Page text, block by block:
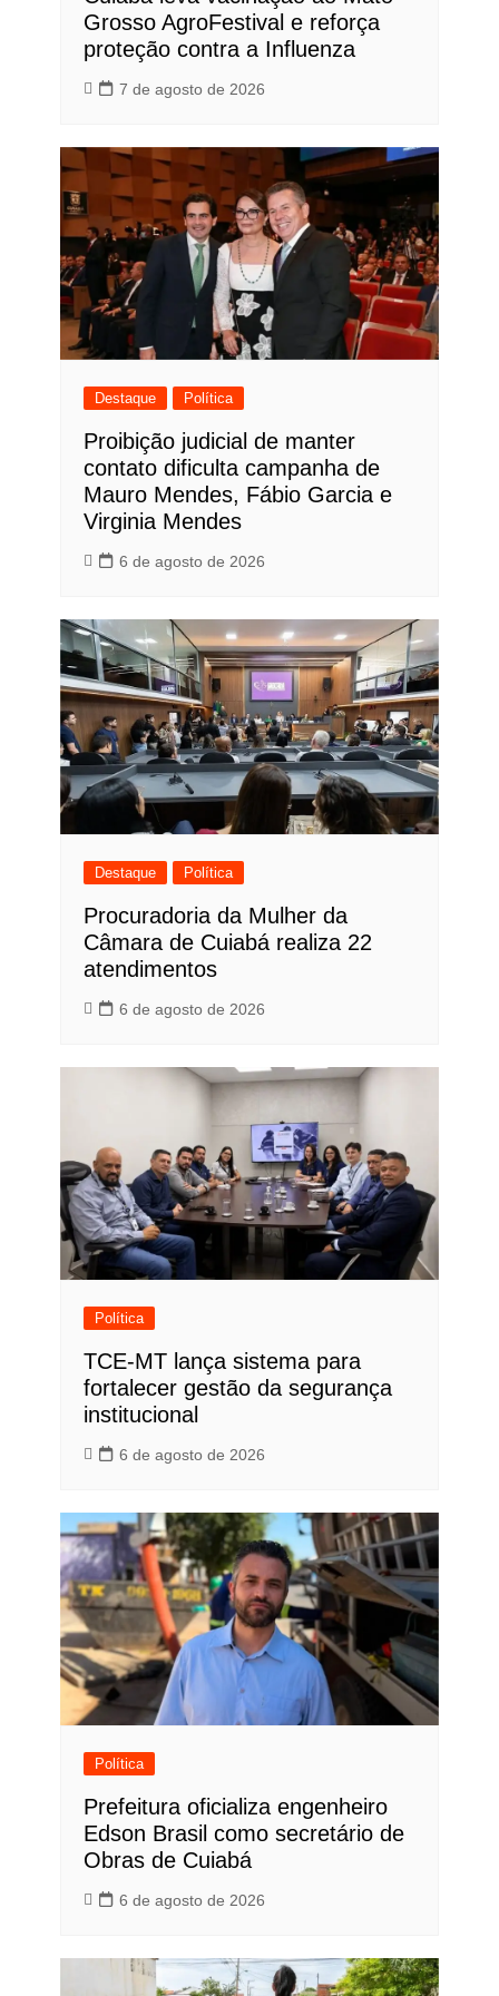
Grosso AgroFestival e reforça
proteção contra a Influenza
7 de agosto de 2026
Destaque Política
Proibição judicial de manter
contato dificulta campanha de
Mauro Mendes, Fábio Garcia e
Virginia Mendes
6 de agosto de 2026
Destaque Política
Procuradoria da Mulher da
Câmara de Cuiabá realiza 22
atendimentos
6 de agosto de 2026
Política
TCE-MT lança sistema para
fortalecer gestão da segurança
institucional
6 de agosto de 2026
Política
Prefeitura oficializa engenheiro
Edson Brasil como secretário de
Obras de Cuiabá
6 de agosto de 2026